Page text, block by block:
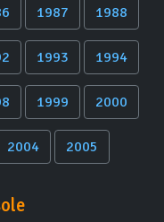
1987 1988
1993 1994
1999 2000
2004 2005